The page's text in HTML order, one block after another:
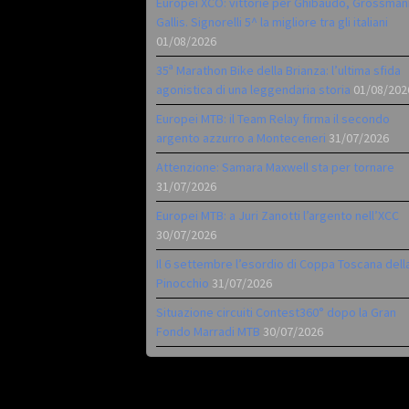
Gallis. Signorelli 5^ la migliore tra gli italiani
01/08/2026
35ª Marathon Bike della Brianza: l’ultima sfida
agonistica di una leggendaria storia 01/08/
Europei MTB: il Team Relay firma il secondo
argento azzurro a Monteceneri 31/07/2026
Attenzione: Samara Maxwell sta per tornare
31/07/2026
Europei MTB: a Juri Zanotti l’argento nell’XCC
30/07/2026
Il 6 settembre l’esordio di Coppa Toscana
Pinocchio 31/07/2026
Situazione circuiti Contest360° dopo la Gran
Fondo Marradi MTB 30/07/2026